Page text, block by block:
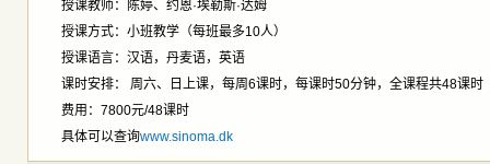
授课教师：陈婷、约恩·埃勒斯·达姆
授课方式：小班教学（每班最多10人）
授课语言：汉语，丹麦语，英语
课时安排： 周六、日上课，每周6课时，每课时50分钟，全课程共48课时
费用：7800元/48课时
具体可以查询www.sinoma.dk